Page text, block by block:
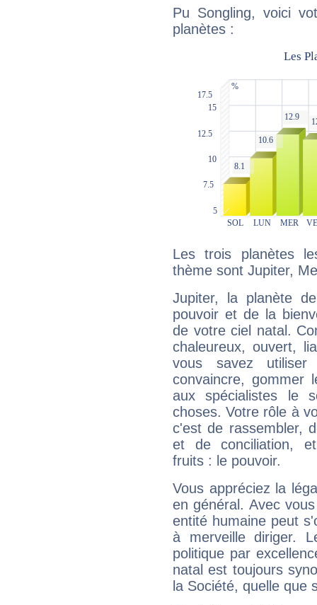
Pu Songling, voici
planètes :
Les trois planètes
thème sont Jupiter,
Jupiter, la planète
pouvoir et de la
de votre ciel natal.
chaleureux, ouvert,
vous savez
convaincre, gommer
aux spécialistes le
choses. Votre rôle à
c'est de rassembler,
et de conciliation,
fruits : le pouvoir.
Vous appréciez la
en général. Avec
entité humaine peut
à merveille diriger.
politique par
natal est toujours
la Société, quelle que